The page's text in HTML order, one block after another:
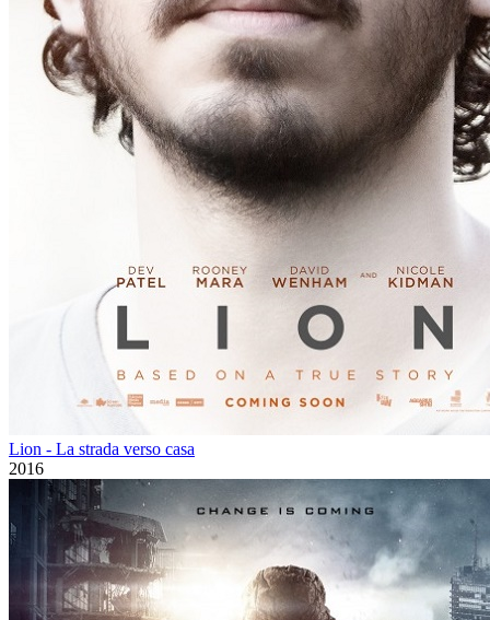
Lion - La strada verso casa
2016